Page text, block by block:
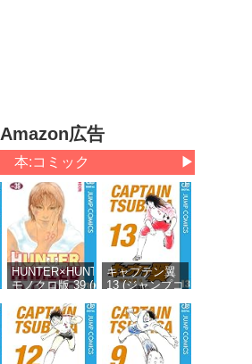
Amazon広告
本:コミック ▶
HUNTER×HUNTER
モノクロ版 39 (ジ
DIGITAL)
キャプテン翼
13 (ジャンプコ
DIGITAL)